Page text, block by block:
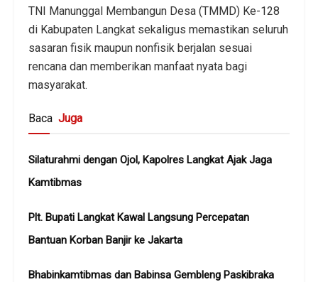
TNI Manunggal Membangun Desa (TMMD) Ke-128
di Kabupaten Langkat sekaligus memastikan seluruh
sasaran fisik maupun nonfisik berjalan sesuai
rencana dan memberikan manfaat nyata bagi
masyarakat.
Baca Juga
Silaturahmi dengan Ojol, Kapolres Langkat Ajak Jaga
Kamtibmas
Plt. Bupati Langkat Kawal Langsung Percepatan
Bantuan Korban Banjir ke Jakarta
Bhabinkamtibmas dan Babinsa Gembleng Paskibraka